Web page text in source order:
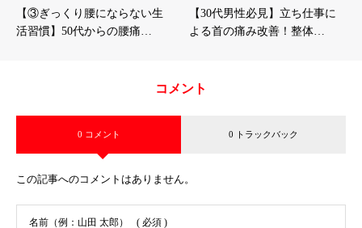
【③ぎっくり腰にならない生
活習慣】50代からの腰痛…
【30代男性必見】立ち仕事に
よる首の痛み改善！整体…
コメント
0 コメント 0 トラックバック
この記事へのコメントはありません。
名前（例：山田 太郎） ( 必須 )